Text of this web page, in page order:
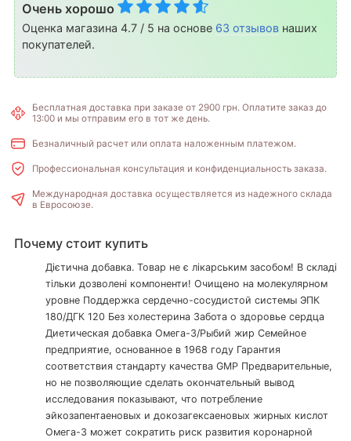
Очень хорошо
Оценка магазина 4.7 / 5 на основе 63 отзывов наших
покупателей.
Бесплатная доставка при заказе от 2900 грн. Оплатите заказ до
13:00 и мы отправим его в тот же день.
Безналичный расчет или оплата наложенным платежом.
Профессиональная консультация и конфиденциальность заказа.
Международная доставка осуществляется из надежного склада
в Евросоюзе.
Почему стоит купить
Дієтична добавка. Товар не є лікарським засобом! В складі
тільки дозволені компоненти! Очищено на молекулярном
уровне Поддержка сердечно-сосудистой системы ЭПК
180/ДГК 120 Без холестерина Забота о здоровье сердца
Диетическая добавка Омега-3/Рыбий жир Семейное
предприятие, основанное в 1968 году Гарантия
соответствия стандарту качества GMP Предварительные,
но не позволяющие сделать окончательный вывод
исследования показывают, что потребление
эйкозапентаеновых и докозагексаеновых жирных кислот
Омега-3 может сократить риск развития коронарной